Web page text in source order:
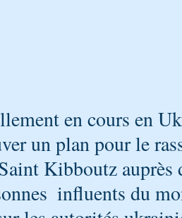
en cours en
un plan pour le
Kibboutz auprès
influents du